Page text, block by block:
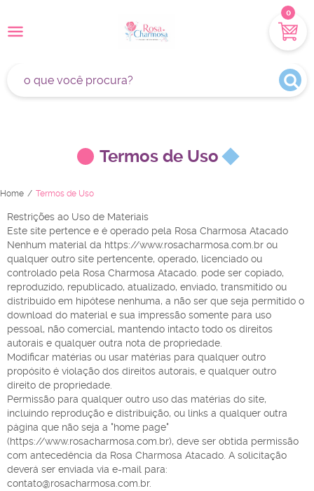
0
Termos de Uso
Home Termos de Uso
Restrições ao Uso de Materiais
Este site pertence e é operado pela Rosa Charmosa Atacado
Nenhum material da https://www.rosacharmosa.com.br ou
qualquer outro site pertencente, operado, licenciado ou
controlado pela Rosa Charmosa Atacado. pode ser copiado,
reproduzido, republicado, atualizado, enviado, transmitido ou
distribuido em hipótese nenhuma, a não ser que seja permitido o
download do material e sua impressão somente para uso
pessoal, não comercial, mantendo intacto todo os direitos
autorais e qualquer outra nota de propriedade.
Modificar matérias ou usar matérias para qualquer outro
propósito é violação dos direitos autorais, e qualquer outro
direito de propriedade.
Permissão para qualquer outro uso das matérias do site,
incluindo reprodução e distribuição, ou links a qualquer outra
página que não seja a "home page"
(https://www.rosacharmosa.com.br), deve ser obtida permissão
com antecedência da Rosa Charmosa Atacado. A solicitação
deverá ser enviada via e-mail para:
contato@rosacharmosa.com.br.